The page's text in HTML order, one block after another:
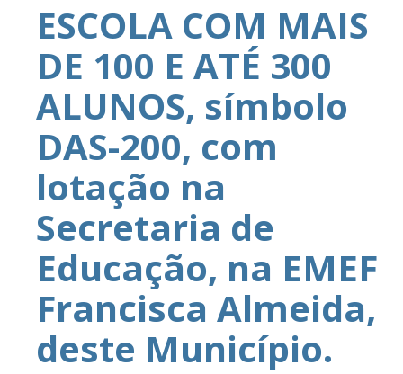
ESCOLA COM MAIS
DE 100 E ATÉ 300
ALUNOS, símbolo
DAS-200, com
lotação na
Secretaria de
Educação, na EMEF
Francisca Almeida,
deste Município.